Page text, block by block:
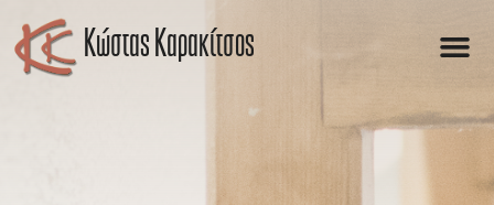
Kώστας Καρακίτσος